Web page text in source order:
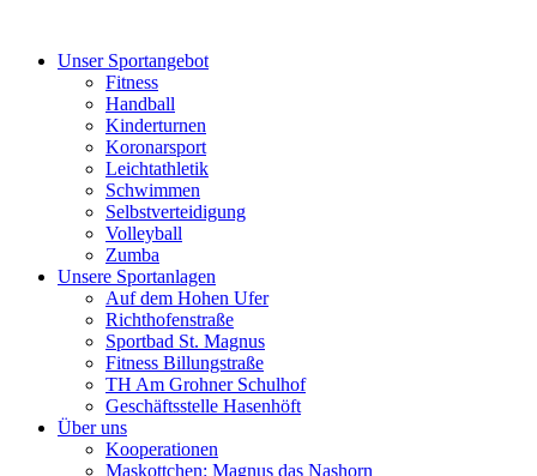
Unser Sportangebot
Fitness
Handball
Kinderturnen
Koronarsport
Leichtathletik
Schwimmen
Selbstverteidigung
Volleyball
Zumba
Unsere Sportanlagen
Auf dem Hohen Ufer
Richthofenstraße
Sportbad St. Magnus
Fitness Billungstraße
TH Am Grohner Schulhof
Geschäftsstelle Hasenhöft
Über uns
Kooperationen
Maskottchen: Magnus das Nashorn